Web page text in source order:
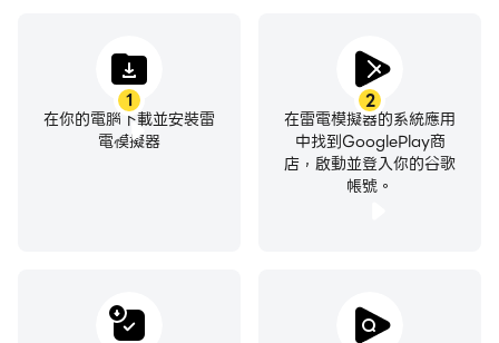
1
在你的電腦下載並安裝雷
電模擬器
2
在雷電模擬器的系統應用
中找到GooglePlay商
店，啟動並登入你的谷歌
帳號。